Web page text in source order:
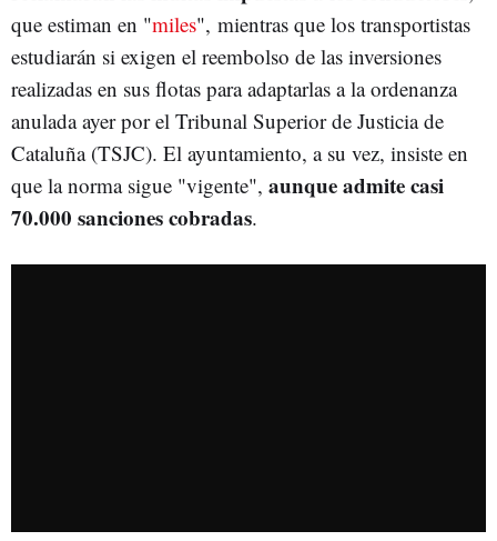
que estiman en "miles", mientras que los transportistas
estudiarán si exigen el reembolso de las inversiones
realizadas en sus flotas para adaptarlas a la ordenanza
anulada ayer por el Tribunal Superior de Justicia de
Cataluña (TSJC). El ayuntamiento, a su vez, insiste en
que la norma sigue "vigente", aunque admite casi
70.000 sanciones cobradas.